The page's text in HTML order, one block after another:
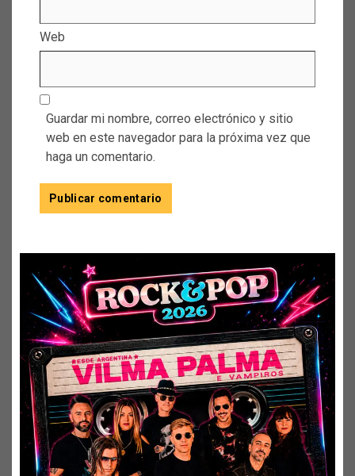
Web
Guardar mi nombre, correo electrónico y sitio
web en este navegador para la próxima vez que
haga un comentario.